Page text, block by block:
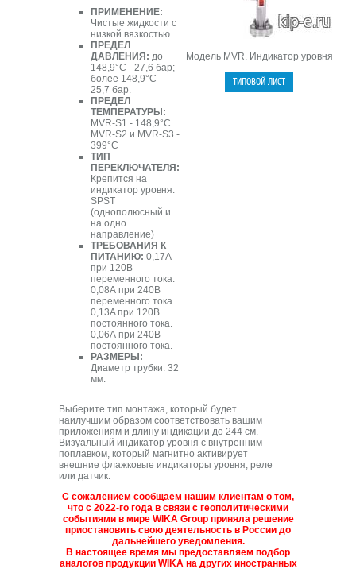
ПРИМЕНЕНИЕ:
Чистые жидкости с
низкой вязкостью
ПРЕДЕЛ
ДАВЛЕНИЯ: до
148,9°C - 27,6 бар;
более 148,9°C -
25,7 бар.
ПРЕДЕЛ
ТЕМПЕРАТУРЫ:
MVR-S1 - 148,9°C.
MVR-S2 и MVR-S3 -
399°C
ТИП
ПЕРЕКЛЮЧАТЕЛЯ:
Крепится на
индикатор уровня.
SPST
(однополюсный и
на одно
направление)
ТРЕБОВАНИЯ К
ПИТАНИЮ: 0,17А
при 120В
переменного тока.
0,08А при 240В
переменного тока.
0,13A при 120В
постоянного тока.
0,06А при 240В
постоянного тока.
РАЗМЕРЫ:
Диаметр трубки: 32
мм.
Модель MVR. Индикатор уровня
Выберите тип монтажа, который будет
наилучшим образом соответствовать вашим
приложениям и длину индикации до 244 см.
Визуальный индикатор уровня с внутренним
поплавком, который магнитно активирует
внешние флажковые индикаторы уровня, реле
или датчик.
С сожалением сообщаем нашим клиентам о том,
что с 2022-го года в связи с геополитическими
событиями в мире WIKA Group приняла решение
приостановить свою деятельность в России до
дальнейшего уведомления.
В настоящее время мы предоставляем подбор
аналогов продукции WIKA на других иностранных